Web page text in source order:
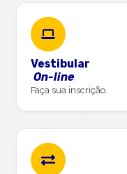
Vestibular
On-line
Faça sua inscrição.